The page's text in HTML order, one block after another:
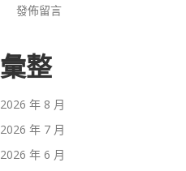
發佈留言
彙整
2026 年 8 月
2026 年 7 月
2026 年 6 月